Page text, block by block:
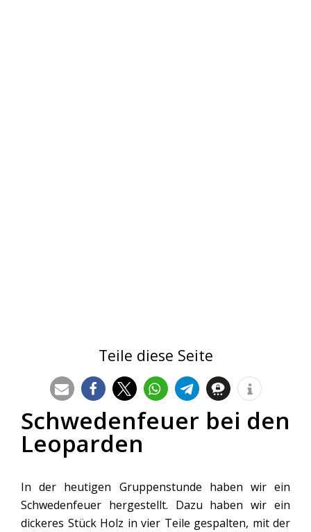
Teile diese Seite
Schwedenfeuer bei den
Leoparden
In der heutigen Gruppenstunde haben wir ein
Schwedenfeuer hergestellt. Dazu haben wir ein
dickeres Stück Holz in vier Teile gespalten, mit der